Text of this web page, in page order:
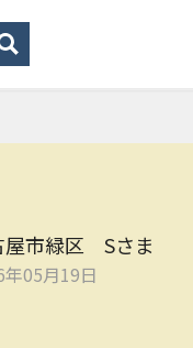
屋市緑区 Sさま
年05月19日